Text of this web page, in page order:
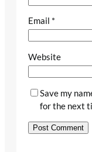
Email *
Website
Save my
for the next